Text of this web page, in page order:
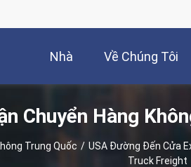
Nhà Về Chúng Tôi
Chuyển Hàng
Trung Quốc / USA Đường Đến Cửa
Truck Freight